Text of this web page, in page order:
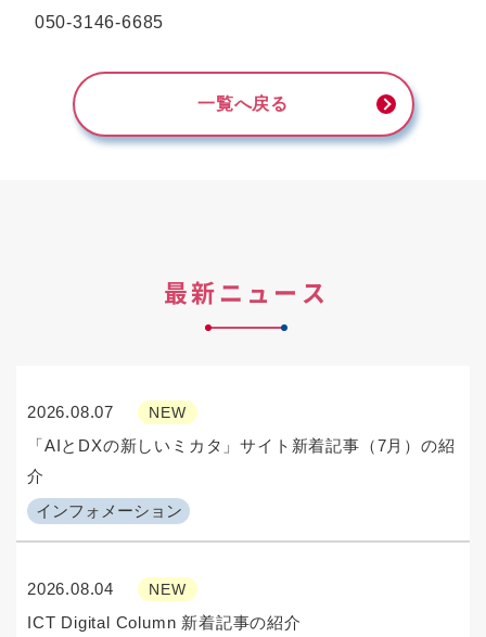
050-3146-6685
一覧へ戻る
最新ニュース
2026.08.07 NEW
インフォメーション
「AIとDXの新しいミカタ」サイト新着記事（7月）の紹
介
2026.08.04 NEW
ICT Digital Column 新着記事の紹介